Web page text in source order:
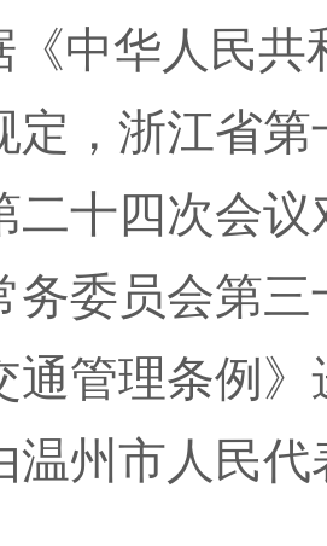
《中华人民共
定，浙江省
二十四次会
务委员会第
通管理条例
温州市人民